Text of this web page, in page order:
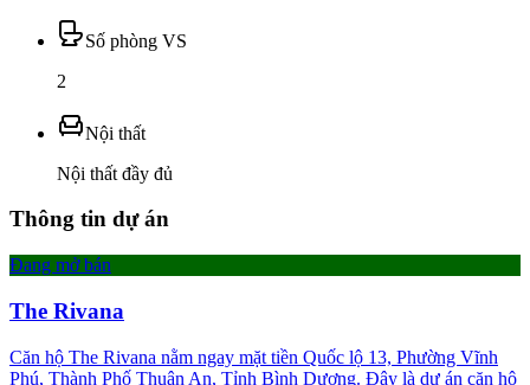
Số phòng VS
2
Nội thất
Nội thất đầy đủ
Thông tin dự án
Đang mở bán
The Rivana
Căn hộ The Rivana nằm ngay mặt tiền Quốc lộ 13, Phường Vĩnh
Phú, Thành Phố Thuận An, Tỉnh Bình Dương. Đây là dự án căn hộ